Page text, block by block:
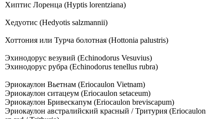
Хиптис Лоренца (Hyptis lorentziana)
Хедуотис (Hedyotis salzmannii)
Хоттония или Турча болотная (Hottonia palustris)
Эхинодорус везувий (Echinodorus Vesuvius)
Эхинодорус рубра (Echinodorus tenellus rubra)
Эриокаулон Вьетнам (Eriocaulon Vietnam)
Эриокаулон ситацеум (Eriocaulon setaceum)
Эриокаулон Бривескапум (Eriocaulon breviscapum)
Эриокаулон австралийский красный / Тритурия (Eriocaulon